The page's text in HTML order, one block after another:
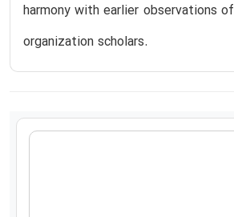
harmony with earlier observations
organization scholars.